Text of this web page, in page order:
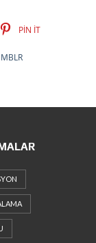
PIN IT